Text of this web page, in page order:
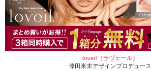
loveil（ラヴェール）
倖田來未デザインプロデュース